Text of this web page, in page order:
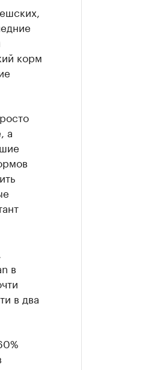
корм
а
в
в два